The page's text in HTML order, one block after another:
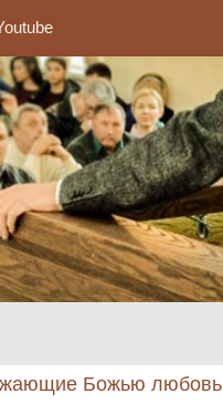
Божью любовь